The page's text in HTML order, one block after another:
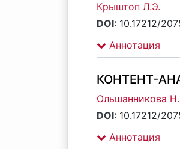
Крыштоп Л.Э.
DOI: 10.17212/
Аннотация
КОНТЕНТ-
Ольшанникова
DOI: 10.17212/
Аннотация